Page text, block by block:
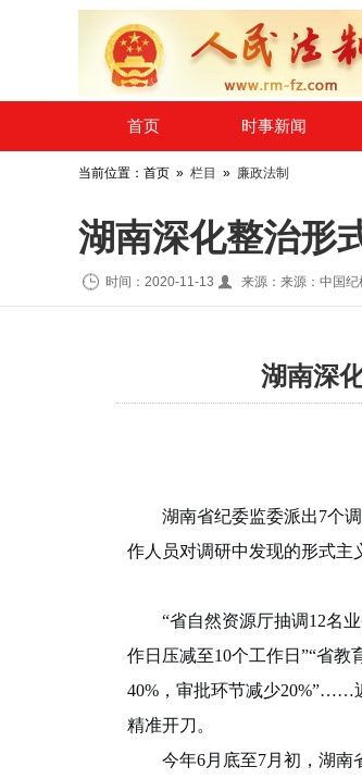
​首页 时事新闻
当前位置：首页 » 栏目 » 廉政法制
湖南深化整治形
时间：2020-11-13 来源：来源：中国纪
湖南深
湖南省纪委监委派出7个调
作人员对调研中发现的形式主
“省自然资源厅抽调12名业
作日压减至10个工作日”“省
40%，审批环节减少20%”……
精准开刀。
今年6月底至7月初，湖南省